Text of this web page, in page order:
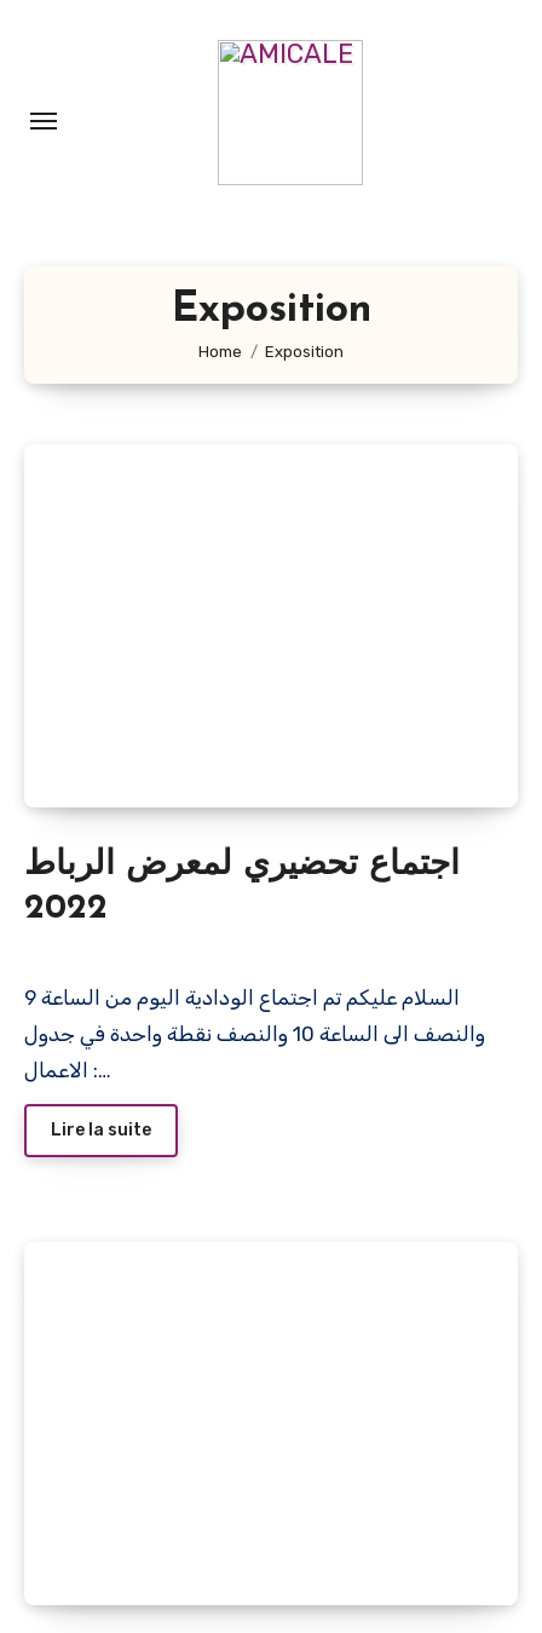
principal
Exposition
Home Exposition
اجتماع تحضيري لمعرض الرباط
2022
السلام عليكم تم اجتماع الودادية اليوم من الساعة 9
والنصف الى الساعة 10 والنصف نقطة واحدة في جدول
الاعمال :…
Lire la suite